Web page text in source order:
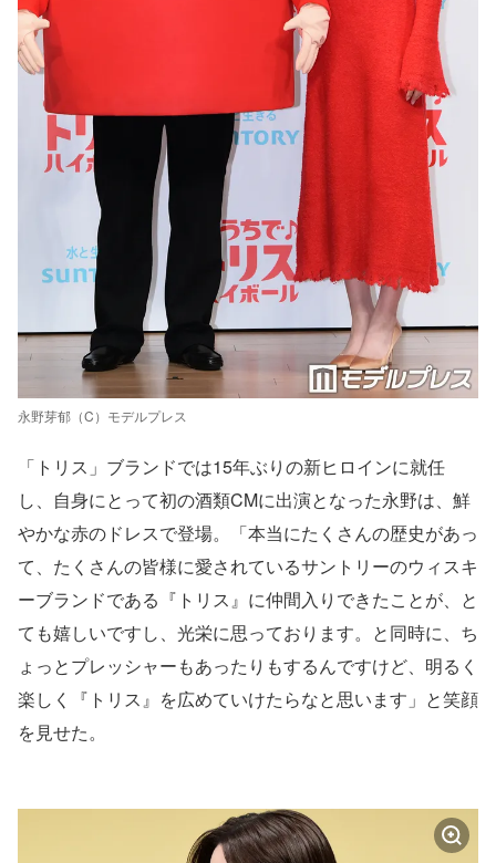
永野芽郁（C）モデルプレス
「トリス」ブランドでは15年ぶりの新ヒロインに就任
し、自身にとって初の酒類CMに出演となった永野は、鮮
やかな赤のドレスで登場。「本当にたくさんの歴史があっ
て、たくさんの皆様に愛されているサントリーのウィスキ
ーブランドである『トリス』に仲間入りできたことが、と
ても嬉しいですし、光栄に思っております。と同時に、ち
ょっとプレッシャーもあったりもするんですけど、明るく
楽しく『トリス』を広めていけたらなと思います」と笑顔
を見せた。